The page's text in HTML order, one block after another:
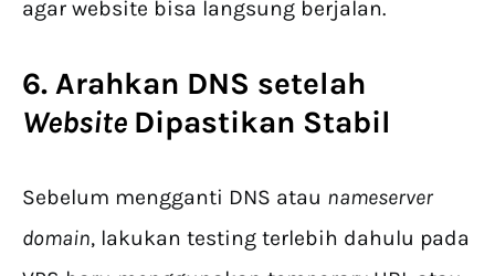
agar website bisa langsung berjalan.
6. Arahkan DNS setelah
Website Dipastikan Stabil
Sebelum mengganti DNS atau nameserver
domain, lakukan testing terlebih dahulu pada